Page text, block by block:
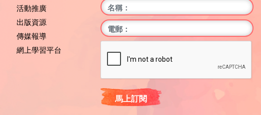
活動推廣
出版資源
傳媒報導
網上學習平台
馬上訂閱